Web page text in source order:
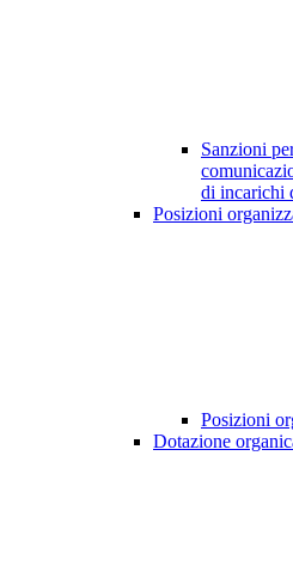
Sanzioni
di incarichi
Posizioni
Posizioni
Dotazione